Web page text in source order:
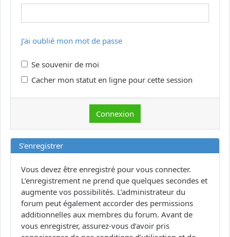
J’ai oublié mon mot de passe
Se souvenir de moi
Cacher mon statut en ligne pour cette session
S’enregistrer
Vous devez être enregistré pour vous connecter.
L’enregistrement ne prend que quelques secondes et
augmente vos possibilités. L’administrateur du
forum peut également accorder des permissions
additionnelles aux membres du forum. Avant de
vous enregistrer, assurez-vous d’avoir pris